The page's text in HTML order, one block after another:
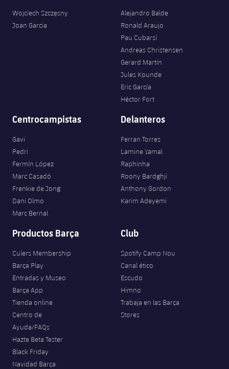
Wojciech Szczęsny
Joan Garcia
Alejandro Balde
Ronald Araujo
Pau Cubarsí
Andreas Christensen
Gerard Martín
Jules Kounde
Eric García
Héctor Fort
Centrocampistas
Gavi
Pedri
Fermín López
Marc Casadó
Frenkie de Jong
Dani Olmo
Marc Bernal
Delanteros
Ferran Torres
Lamine Yamal
Raphinha
Roony Bardghji
Anthony Gordon
Karim Adeyemi
Productos Barça
Culers Membership
Barça Play
Entradas y Museo
Barça App
Tienda online
Centro de
Ayuda/FAQs
Hazte Beta Tester
Black Friday
Navidad Barça
Club
Spotify Camp Nou
Canal ético
Escudo
Himno
Trabaja en las Barça
Stores